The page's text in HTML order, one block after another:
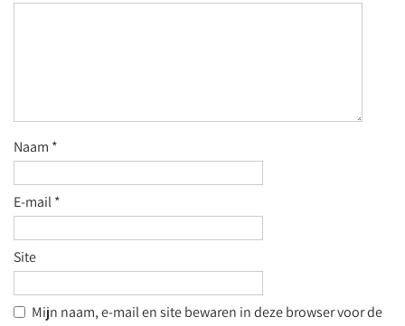
Naam *
E-mail*
Site
Mijn naam, e-mail en site bewaren in deze browser voor de